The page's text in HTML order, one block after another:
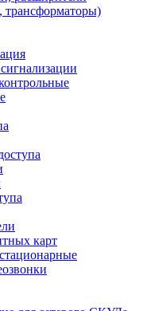
трансформаторы)
карт